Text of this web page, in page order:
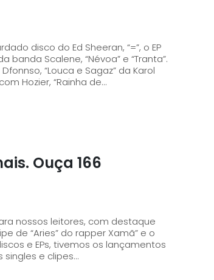
disco do Ed Sheeran, “=”, o EP
banda Scalene, “Névoa” e “Tranta”.
“Louca e Sagaz” da Karol
Hozier, “Rainha de...
Ouça 166
nossos leitores, com destaque
de “Aries” do rapper Xamã” e o
singles e clipes...